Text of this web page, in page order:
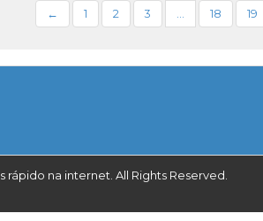
← 1 2 3 … 18 19
na internet. All Rights Reserved.